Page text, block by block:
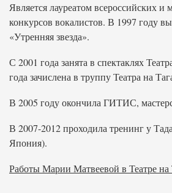
Является лауреатом всероссийских
конкурсов вокалистов. В 1997 году
«Утренняя звезда».
С 2001 года занята в спектаклях
года зачислена в труппу Театра на
В 2005 году окончила ГИТИС,
В 2007-2012 проходила тренинг у
Япония).
Работы Марии Матвеевой в Театре на